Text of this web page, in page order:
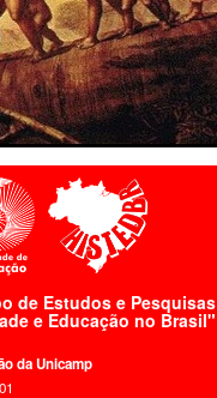
de Estudos e Pesquisas
e Educação no Brasil"
da Unicamp